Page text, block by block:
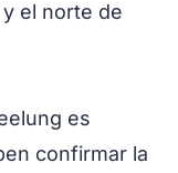
el norte de
es
confirmar la